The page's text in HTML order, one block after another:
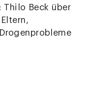
Thilo Beck über